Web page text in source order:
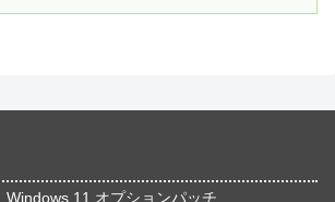
Windows 11 オプションパッチ